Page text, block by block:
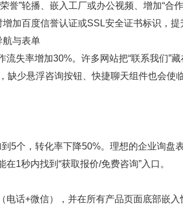
誉”轮播、嵌入工厂或办公视频、增加“合
加百度信誉认证或SSL安全证书标识，提
航与表单
流失率增加30%。许多网站把“联系我们”
缺少悬浮咨询按钮、快捷聊天组件也会使
5个，转化率下降50%。理想的企业询盘
1秒内找到“获取报价/免费咨询”入口。
电话+微信），并在所有产品页面底部嵌